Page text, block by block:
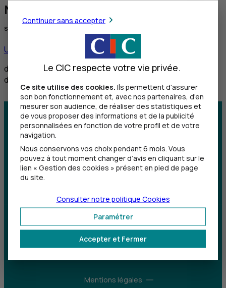
Nous contacter via DEAFI
Service réservé aux personnes sourdes et malentendantes
Utiliser ce service
de 8h30 à 12h et de 14h à 18h du lundi au vendredi,
de 8h30 à 12h le samedi
Centre d'aide Trouver une agence
Sourds et
malentendants
Parrainez un proche et profitez ensemble
d’avantages
Découvrir notre offre
Mentions légales
Continuer sans accepter
Le CIC respecte votre vie privée.
Ce site utilise des cookies. Ils permettent d'assurer
son bon fonctionnement et, avec nos partenaires, d'en
mesurer son audience, de réaliser des statistiques et
de vous proposer des informations et de la publicité
personnalisées en fonction de votre profil et de votre
navigation.
Nous conservons vos choix pendant 6 mois. Vous
pouvez à tout moment changer d’avis en cliquant sur le
lien « Gestion des cookies » présent en pied de page
du site.
Accepter et Fermer
Paramétrer
Consulter notre politique Cookies